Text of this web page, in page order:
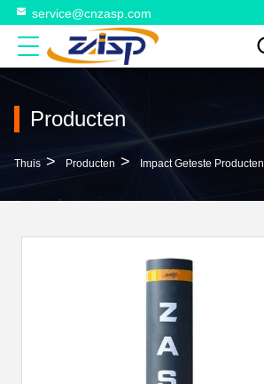
service@cnzasp.com
Producten
Thuis > Producten > Impact Geteste Producten